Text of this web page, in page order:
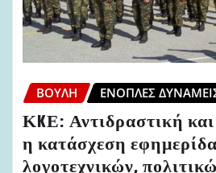
ΒΟΥΛΉ ΈΝΟΠΛΕΣ
ΚKΕ: Αντιδραστική
η κατάσχεση
λογοτεχνικών,